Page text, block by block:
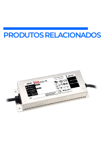
PRODUTOS RELACIONADOS